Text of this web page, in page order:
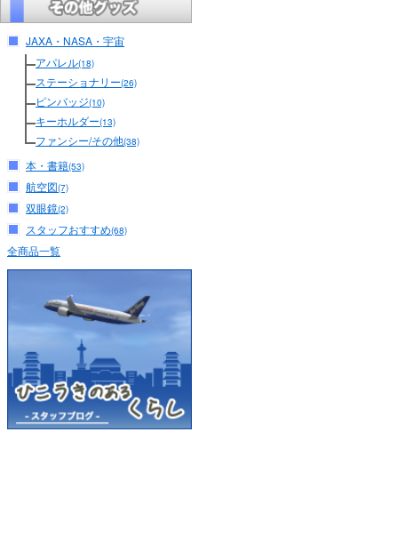
JAXA・NASA・宇宙
アパレル(18)
ステーショナリー(26)
ピンバッジ(10)
キーホルダー(13)
ファンシー/その他(38)
本・書籍(53)
航空図(7)
双眼鏡(2)
スタッフおすすめ(68)
全商品一覧